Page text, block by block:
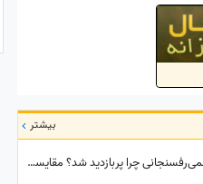
بیشتر
این دو عکس از همسر مرحوم هاشمی‌رفسنجانی چرا پربازدید شد؟ مقایسه چهره و میز صبحانه